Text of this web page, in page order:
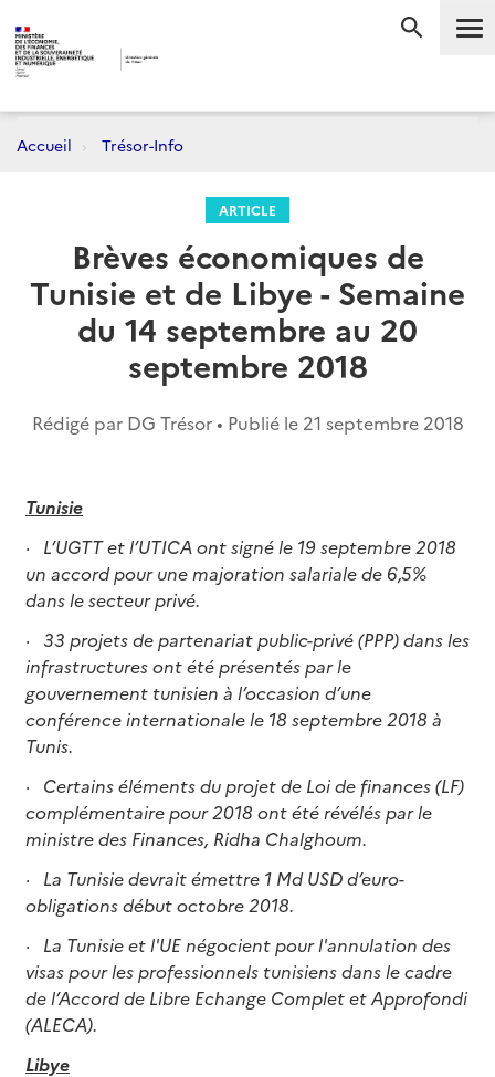
Accueil Trésor-Info
ARTICLE
Brèves économiques de
Tunisie et de Libye - Semaine
du 14 septembre au 20
septembre 2018
Rédigé par DG Trésor • Publié le 21 septembre 2018
Tunisie
· L’UGTT et l’UTICA ont signé le 19 septembre 2018
un accord pour une majoration salariale de 6,5%
dans le secteur privé.
· 33 projets de partenariat public-privé (PPP) dans les
infrastructures ont été présentés par le
gouvernement tunisien à l’occasion d’une
conférence internationale le 18 septembre 2018 à
Tunis.
· Certains éléments du projet de Loi de finances (LF)
complémentaire pour 2018 ont été révélés par le
ministre des Finances, Ridha Chalghoum.
· La Tunisie devrait émettre 1 Md USD d’euro-
obligations début octobre 2018.
· La Tunisie et l'UE négocient pour l'annulation des
visas pour les professionnels tunisiens dans le cadre
de l’Accord de Libre Echange Complet et Approfondi
(ALECA).
Libye